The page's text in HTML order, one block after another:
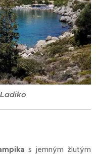
s jemným žlutým